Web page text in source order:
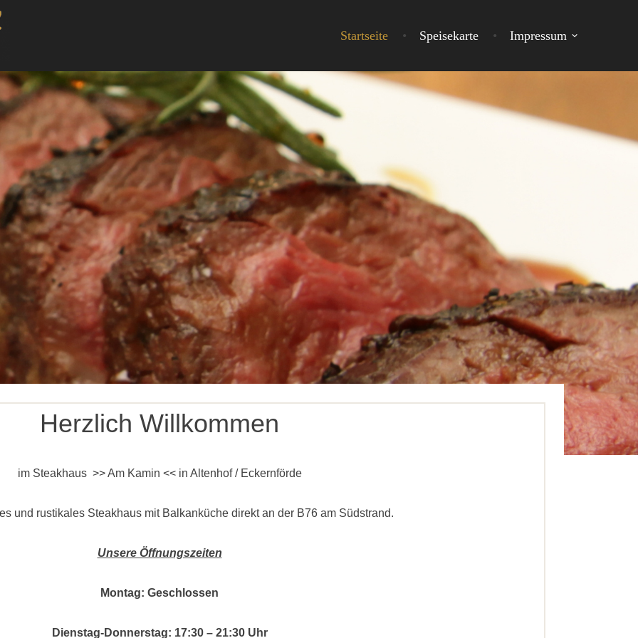
– AM KAMIN – IN ALTENHOF BEI
Startseite Speisekarte Impressum
Herzlich Willkommen
im Steakhaus >> Am Kamin << in Altenhof / Eckernförde
und rustikales Steakhaus mit Balkanküche direkt an der B76 am Südstrand.
Unsere Öffnungszeiten
Montag: Geschlossen
Dienstag-Donnerstag: 17:30 – 21:30 Uhr